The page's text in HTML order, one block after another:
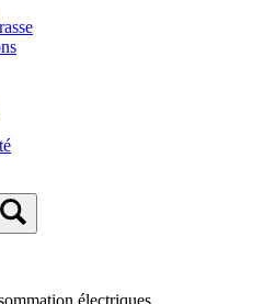
électriques